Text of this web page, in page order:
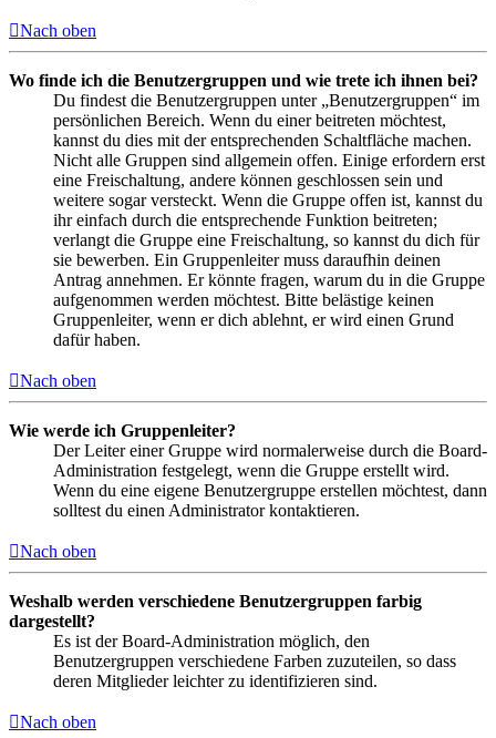
Nach oben
Wo finde ich die Benutzergruppen und wie trete ich ihnen bei?
Du findest die Benutzergruppen unter „Benutzergruppen“ im
persönlichen Bereich. Wenn du einer beitreten möchtest,
kannst du dies mit der entsprechenden Schaltfläche machen.
Nicht alle Gruppen sind allgemein offen. Einige erfordern erst
eine Freischaltung, andere können geschlossen sein und
weitere sogar versteckt. Wenn die Gruppe offen ist, kannst du
ihr einfach durch die entsprechende Funktion beitreten;
verlangt die Gruppe eine Freischaltung, so kannst du dich für
sie bewerben. Ein Gruppenleiter muss daraufhin deinen
Antrag annehmen. Er könnte fragen, warum du in die Gruppe
aufgenommen werden möchtest. Bitte belästige keinen
Gruppenleiter, wenn er dich ablehnt, er wird einen Grund
dafür haben.
Nach oben
Wie werde ich Gruppenleiter?
Der Leiter einer Gruppe wird normalerweise durch die Board-
Administration festgelegt, wenn die Gruppe erstellt wird.
Wenn du eine eigene Benutzergruppe erstellen möchtest, dann
solltest du einen Administrator kontaktieren.
Nach oben
Weshalb werden verschiedene Benutzergruppen farbig
dargestellt?
Es ist der Board-Administration möglich, den
Benutzergruppen verschiedene Farben zuzuteilen, so dass
deren Mitglieder leichter zu identifizieren sind.
Nach oben